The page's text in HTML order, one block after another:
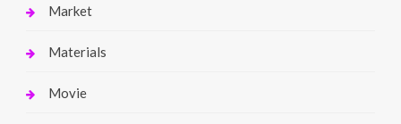
Market
Materials
Movie